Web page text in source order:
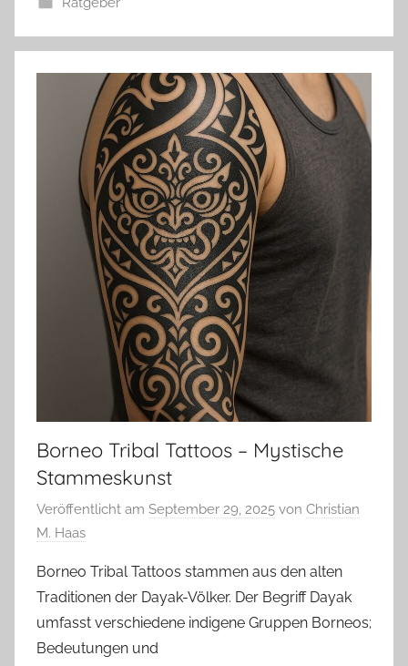
Borneo Tribal Tattoos – Mystische
Stammeskunst
Veröffentlicht am September 29, 2025 von Christian
M. Haas
Borneo Tribal Tattoos stammen aus den alten
Traditionen der Dayak-Völker. Der Begriff Dayak
umfasst verschiedene indigene Gruppen Borneos;
Bedeutungen und